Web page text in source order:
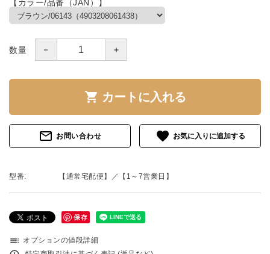
【カラー/品番（JAN）】
数量 － ＋
shopping_cart カートに入れる
mail_outline お問い合わせ favorite
型番: 【通常宅配便】／【1～7営業日】
保存
toc オプションの値段詳細